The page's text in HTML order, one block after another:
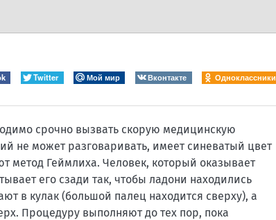
Twitter Мой мир Вконтакте Одноклассники
срочно вызвать скорую медицинскую
не может разговаривать, имеет синеватый цвет
метод Геймлиха. Человек, который оказывает
его сзади так, чтобы ладони находились
в кулак (большой палец находится сверху), а
Процедуру выполняют до тех пор, пока